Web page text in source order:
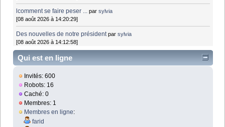
lcomment se faire peser ... parsylvia
[08 août 2026 à 14:20:29]
Des nouvelles de notre président parsylvia
[08 août 2026 à 14:12:58]
Qui est en ligne
Invités: 600
Robots: 16
Caché: 0
Membres: 1
Membres en ligne:
farid